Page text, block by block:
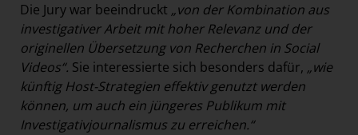
Die Jury war beeindruckt „von der Kombination aus
investigativer Arbeit mit hoher Relevanz und der
originellen Übersetzung von Recherchen in Social
Videos“. Sie interessierte sich besonders dafür, „wie
künftig Host-Strategien effektiv genutzt werden
können, um auch ein jüngeres Publikum mit
Investigativjournalismus zu erreichen.“